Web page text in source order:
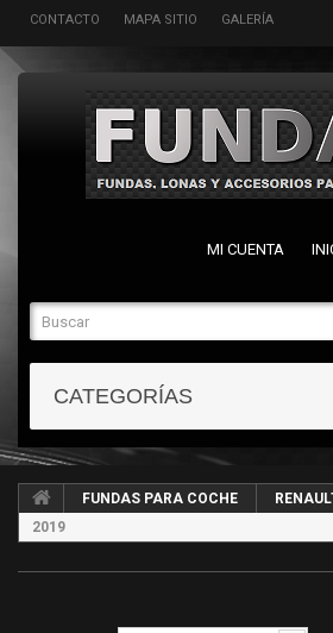
CONTACTO MAPA SITIO GALERÍA
MI CUENTA
CATEGORÍAS
FUNDAS PARA COCHE
2019